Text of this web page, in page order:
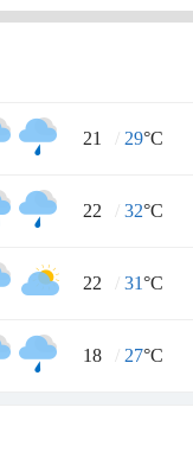
21 / 29°C
22 / 32°C
22 / 31°C
18 / 27°C